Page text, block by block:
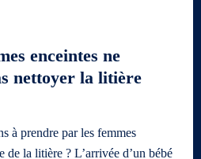
enceintes ne
nettoyer la litière
à prendre par les femmes
de la litière ? L’arrivée d’un bébé